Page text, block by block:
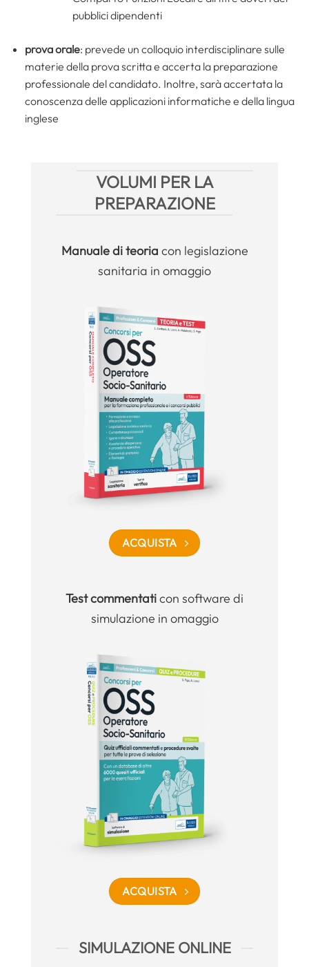
pubblici dipendenti
prova orale: prevede un colloquio interdisciplinare sulle
materie della prova scritta e accerta la preparazione
professionale del candidato. Inoltre, sarà accertata la
conoscenza delle applicazioni informatiche e della lingua
inglese
VOLUMI PER LA
PREPARAZIONE
Manualedi teoria con legislazione
sanitaria in omaggio
ACQUISTA
Test commentaticon software di
simulazione in omaggio
ACQUISTA
SIMULAZIONE ONLINE